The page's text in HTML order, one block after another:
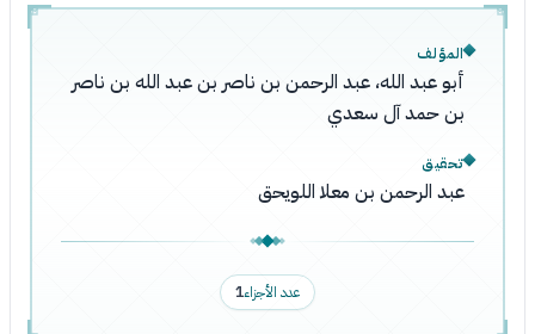
المؤلف
أبو عبد الله، عبد الرحمن بن ناصر بن عبد الله بن ناصر
بن حمد آل سعدي
تحقيق
عبد الرحمن بن معلا اللويحق
عدد الأجزاء1